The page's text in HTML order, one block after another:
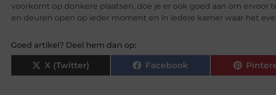
voorkomt op donkere plaatsen, doe je er ook goed aan om
en deuren open op ieder moment en in iedere kamer waar het
Goed artikel? Deel hem dan op:
X (Twitter) Facebook